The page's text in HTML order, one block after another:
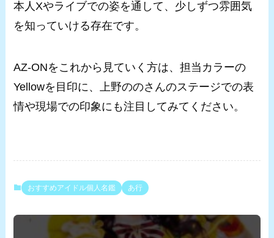
本人Xやライブでの姿を通して、少しずつ雰囲気
を知っていける存在です。
AZ-ONをこれから見ていく方は、担当カラーの
Yellowを目印に、上野ののさんのステージでの表
情や現場での印象にも注目してみてください。
おすすめアイドル個人名鑑 あ行